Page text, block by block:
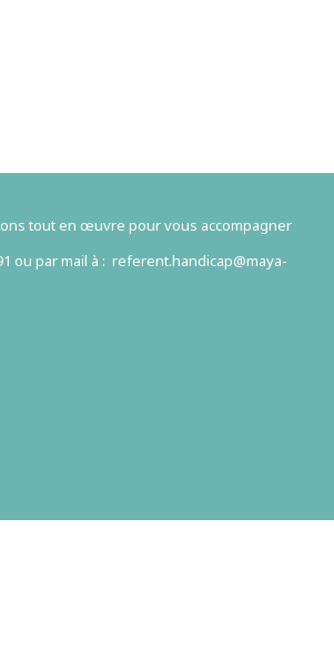
tout en œuvre pour vous accompagner
ou par mail à : referent.handicap@maya-